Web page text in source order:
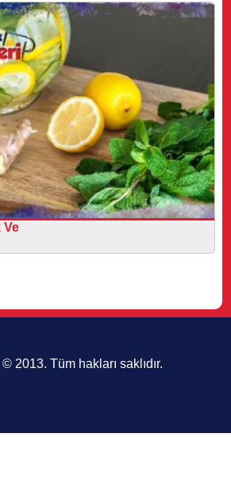
Ve
2013. Tüm hakları saklıdır.